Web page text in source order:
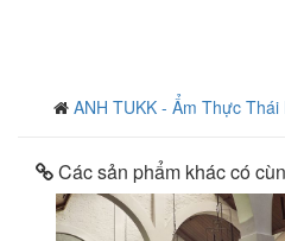
ANH TUKK - Ẩm Thực Thái
Các sản phẩm khác có